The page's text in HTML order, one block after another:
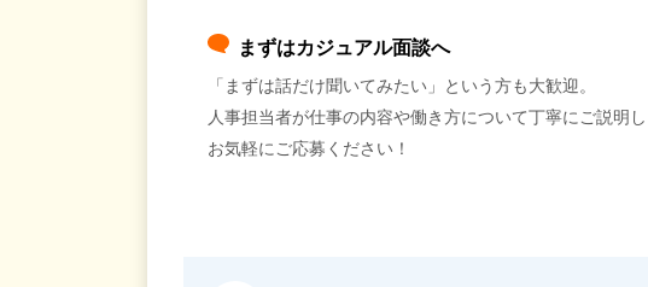
まずはカジュアル面談へ
「まずは話だけ聞いてみたい」という方も大歓迎。
人事担当者が仕事の内容や働き方について丁寧にご説明し
お気軽にご応募ください！